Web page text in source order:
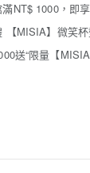
NT$ 1000，即
【MISIA】微笑
送“限量【